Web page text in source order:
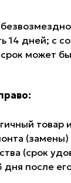
14 дней; с
может
товар
(замены)
(срок
дня после